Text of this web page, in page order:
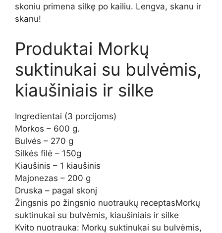
skoniu primena silkę po kailiu. Lengva, skanu ir
skanu!
Produktai Morkų
suktinukai su bulvėmis,
kiaušiniais ir silke
Ingredientai (3 porcijoms)
Morkos – 600 g.
Bulvės – 270 g
Silkės filė – 150g
Kiaušinis – 1 kiaušinis
Majonezas – 200 g
Druska – pagal skonį
Žingsnis po žingsnio nuotraukų receptasMorkų
suktinukai su bulvėmis, kiaušiniais ir silke
Kvito nuotrauka: Morkų suktinukai su bulvėmis,